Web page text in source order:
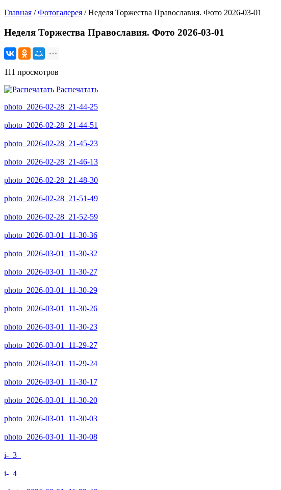
Главная /Фотогалерея / Неделя Торжества Православия. Фото 2026-03-01
Неделя Торжества Православия. Фото 2026-03-01
111 просмотров
Распечатать
photo_2026-02-28_21-44-25
photo_2026-02-28_21-44-51
photo_2026-02-28_21-45-23
photo_2026-02-28_21-46-13
photo_2026-02-28_21-48-30
photo_2026-02-28_21-51-49
photo_2026-02-28_21-52-59
photo_2026-03-01_11-30-36
photo_2026-03-01_11-30-32
photo_2026-03-01_11-30-27
photo_2026-03-01_11-30-29
photo_2026-03-01_11-30-26
photo_2026-03-01_11-30-23
photo_2026-03-01_11-29-27
photo_2026-03-01_11-29-24
photo_2026-03-01_11-30-17
photo_2026-03-01_11-30-20
photo_2026-03-01_11-30-03
photo_2026-03-01_11-30-08
i-_3_
i-_4_